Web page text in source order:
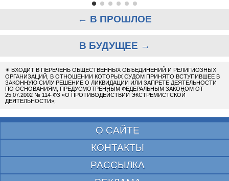
← В ПРОШЛОЕ
В БУДУЩЕЕ →
✴ ВХОДИТ В ПЕРЕЧЕНЬ ОБЩЕСТВЕННЫХ ОБЪЕДИНЕНИЙ И РЕЛИГИОЗНЫХ
ОРГАНИЗАЦИЙ, В ОТНОШЕНИИ КОТОРЫХ СУДОМ ПРИНЯТО ВСТУПИВШЕЕ В
ЗАКОННУЮ СИЛУ РЕШЕНИЕ О ЛИКВИДАЦИИ ИЛИ ЗАПРЕТЕ ДЕЯТЕЛЬНОСТИ
ПО ОСНОВАНИЯМ, ПРЕДУСМОТРЕННЫМ ФЕДЕРАЛЬНЫМ ЗАКОНОМ ОТ
25.07.2002 № 114-ФЗ «О ПРОТИВОДЕЙСТВИИ ЭКСТРЕМИСТСКОЙ
ДЕЯТЕЛЬНОСТИ»;
О САЙТЕ
КОНТАКТЫ
РАССЫЛКА